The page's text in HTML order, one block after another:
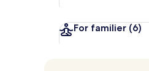
For familier (6)